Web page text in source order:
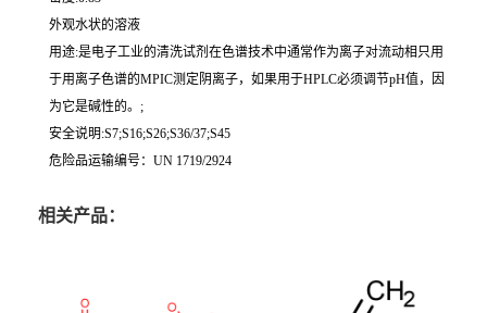
外观水状的溶液
用途:是电子工业的清洗试剂在色谱技术中通常作为离子对流动相只用
于用离子色谱的MPIC测定阴离子，如果用于HPLC必须调节pH值，因
为它是碱性的。;
安全说明:S7;S16;S26;S36/37;S45
危险品运输编号：UN 1719/2924
相关产品：